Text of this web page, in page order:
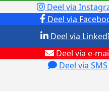
Deel via
Deel via
Deel via e-
Deel via SMS
Deel via